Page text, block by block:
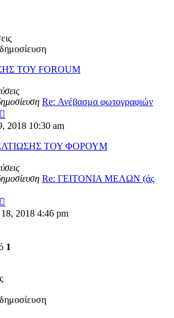
ΤΟΥ FOROUM
Re: Ανέβασμα φωτογραφιών
της
δημοσίευσης
2018 10:30 am
ΤΟΥ ΦΟΡΟΥΜ
Re: ΓΕΙΤΟΝΙΑ ΜΕΛΩΝ (ἀς
της
τελευταίας
2018 4:46 pm
1